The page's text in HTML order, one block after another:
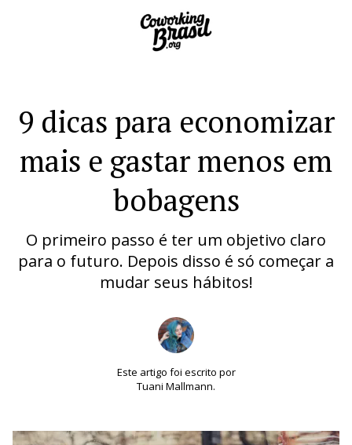
9 dicas para economizar
mais e gastar menos em
bobagens
O primeiro passo é ter um objetivo claro
para o futuro. Depois disso é só começar a
mudar seus hábitos!
Este artigo foi escrito por
Tuani Mallmann.